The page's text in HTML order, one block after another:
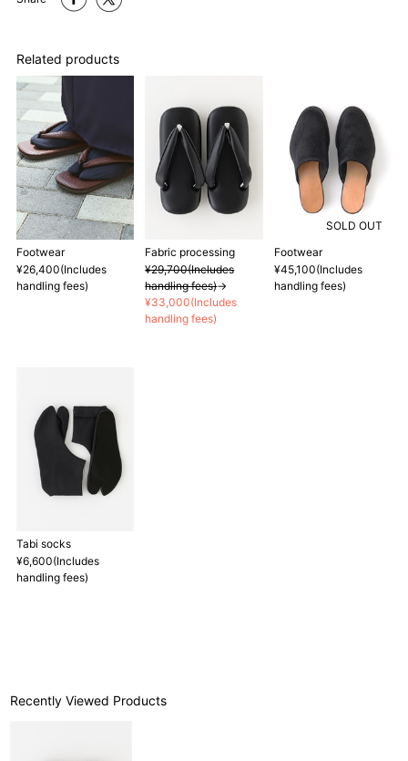
Related products
Footwear
¥26,400(Includes
handling fees)
Fabric processing
¥29,700(Includes
handling fees)→
¥33,000(Includes
handling fees)
SOLD OUT
Footwear
¥45,100(Includes
handling fees)
Tabi socks
¥6,600(Includes
handling fees)
Recently Viewed Products